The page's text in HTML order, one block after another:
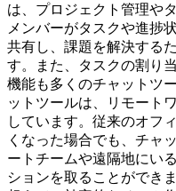
は、プロジェクト管理や
メンバーがタスクや進捗
共有し、課題を解決する
す。また、タスクの割り
機能も多くのチャットツ
ットツールは、リモート
しています。従来のオフ
くなった場合でも、チャ
ートチームや遠隔地にい
ションを取ることができ